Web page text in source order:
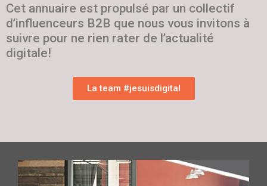
Cet annuaire est propulsé par un collectif
d’influenceurs B2B que nous vous invitons à
suivre pour ne rien rater de l’actualité
digitale!
La team #jesuisdigital